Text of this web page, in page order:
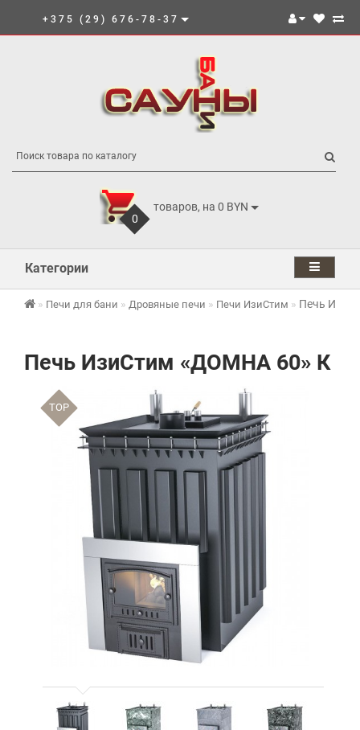
+375 (29) 676-78-37
0
товаров, на 0 BYN
Категории
Печи для бани Дровяные печи Печи ИзиСтим Печь
Печь ИзиСтим «ДОМНА 60» К
TOP